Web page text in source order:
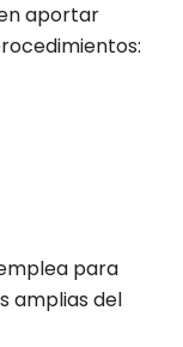
aportar
para
amplias del